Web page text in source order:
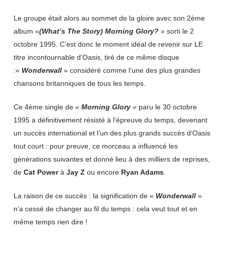
Le groupe était alors au sommet de la gloire avec son 2ème
album «(What’s The Story) Morning Glory?» sorti le 2
octobre 1995. C’est donc le moment idéal de revenir sur LE
titre incontournable d’Oasis, tiré de ce même disque
:« Wonderwall » considéré comme l’une des plus grandes
chansons britanniques de tous les temps.
Ce 4ème single de « Morning Glory» paru le 30 octobre
1995 a définitivement résisté à l’épreuve du temps, devenant
un succès international et l’un des plus grands succès d’Oasis
tout court : pour preuve, ce morceau a influencé les
générations suivantes et donné lieu à des milliers de reprises,
de Cat Powerà Jay Z ou encoreRyan Adams
La raison de ce succès : la signification de « Wonderwall »
n’a cessé de changer au fil du temps : cela veut tout et en
même temps rien dire !